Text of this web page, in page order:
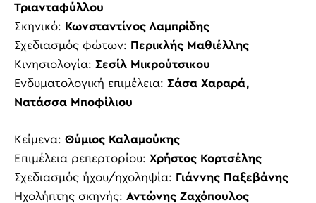
Τριανταφύλλου
Σκηνικό: Κωνσταντίνος Λαμπρίδης
Σχεδιασμός φώτων: Περικλής Μαθιέλλης
Κινησιολογία: Σεσίλ Μικρούτσικου
Ενδυματολογική επιμέλεια: Σάσα Χαραρά,
Νατάσσα Μποφίλιου
Κείμενα: Θύμιος Καλαμούκης
Επιμέλεια ρεπερτορίου: Χρήστος Κορτσέλης
Σχεδιασμός ήχου/ηχοληψία: Γιάννης Παξεβάνης
Ηχολήπτης σκηνής: Αντώνης Ζαχόπουλος